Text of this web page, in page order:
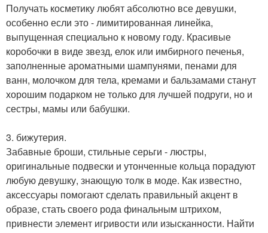
Получать косметику любят абсолютно все девушки,
особенно если это - лимитированная линейка,
выпущенная специально к новому году. Красивые
коробочки в виде звезд, елок или имбирного печенья,
заполненные ароматными шампунями, пенами для
ванн, молочком для тела, кремами и бальзамами станут
хорошим подарком не только для лучшей подруги, но и
сестры, мамы или бабушки.
3. бижутерия.
Забавные броши, стильные серьги - люстры,
оригинальные подвески и утонченные кольца порадуют
любую девушку, знающую толк в моде. Как известно,
аксессуары помогают сделать правильный акцент в
образе, стать своего рода финальным штрихом,
привнести элемент игривости или изысканности. Найти